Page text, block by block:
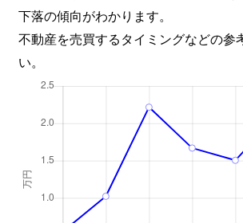
下落の傾向がわかります。
不動産を売買するタイミングなどの参
い。